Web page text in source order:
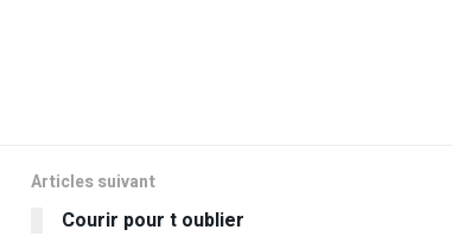
Articles suivant
Courir pour t oublier